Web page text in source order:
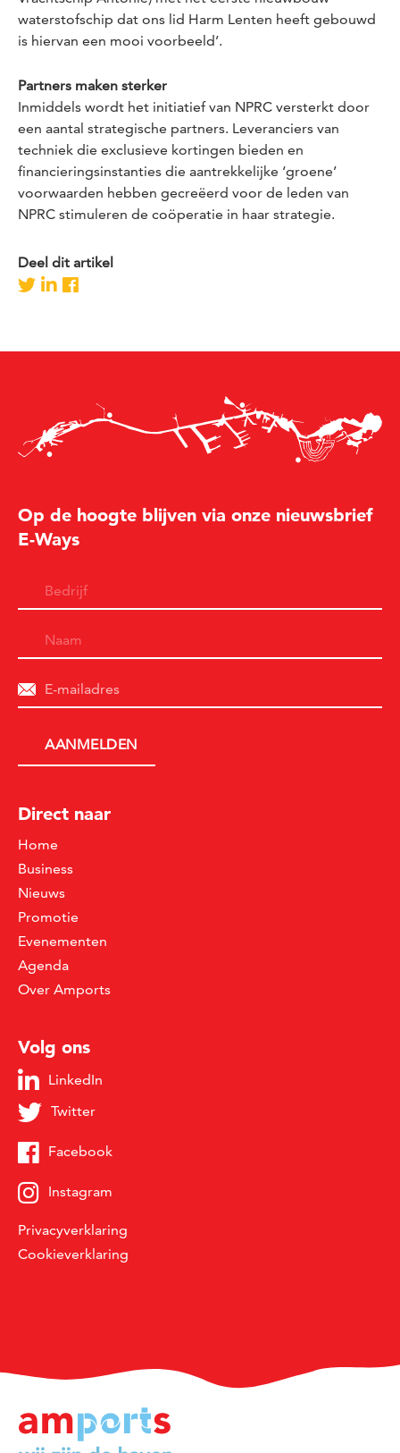
waterstofschip dat ons lid Harm Lenten heeft gebouwd
is hiervan een mooi voorbeeld’.
Partners maken sterker
Inmiddels wordt het initiatief van NPRC versterkt door
een aantal strategische partners. Leveranciers van
techniek die exclusieve kortingen bieden en
financieringsinstanties die aantrekkelijke ‘groene’
voorwaarden hebben gecreëerd voor de leden van
NPRC stimuleren de coöperatie in haar strategie.
Deel dit artikel
Op de hoogte blijven via onze nieuwsbrief
E-Ways
Direct naar
Home
Business
Nieuws
Promotie
Evenementen
Agenda
Over Amports
Volg ons
LinkedIn
Twitter
Facebook
Instagram
Privacyverklaring
Cookieverklaring